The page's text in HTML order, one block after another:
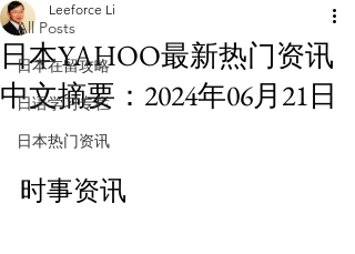
All Posts
日本在留攻略
日语学习专栏
日本热门资讯
日本YAHOO最新热门资讯
中文摘要：2024年06月21日
Leeforce Li
时事资讯